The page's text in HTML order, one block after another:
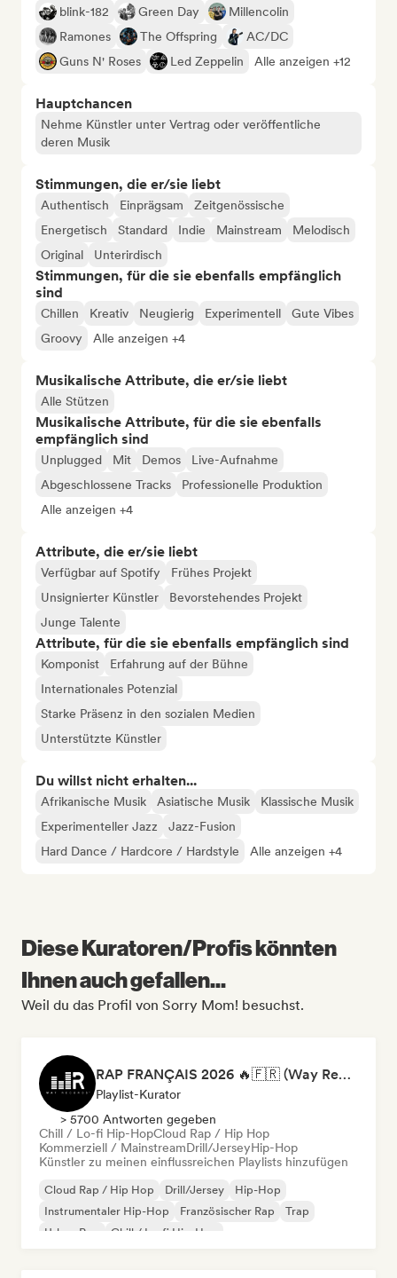
blink-182 Green Day
Millencolin
Ramones
The Offspring
AC/DC
Guns N' Roses
Led Zeppelin Alle anzeigen +12
Hauptchancen
Nehme Künstler unter Vertrag oder veröffentliche
deren Musik
Stimmungen, die er/sie liebt
Authentisch Einprägsam
Zeitgenössische
Energetisch
Standard Indie Mainstream
Melodisch
Original
Unterirdisch
Stimmungen, für die sie ebenfalls empfänglich
sind
Chillen Kreativ Neugierig Experimentell
Gute Vibes
Groovy
Alle anzeigen +4
Musikalische Attribute, die er/sie liebt
Alle Stützen
Musikalische Attribute, für die sie ebenfalls
empfänglich sind
Unplugged Mit Demos
Live-Aufnahme
Abgeschlossene Tracks
Professionelle Produktion
Alle anzeigen +4
Attribute, die er/sie liebt
Verfügbar auf Spotify
Frühes Projekt
Unsignierter Künstler
Bevorstehendes Projekt
Junge Talente
Attribute, für die sie ebenfalls empfänglich sind
Komponist
Erfahrung auf der Bühne
Internationales Potenzial
Starke Präsenz in den sozialen Medien
Unterstützte Künstler
Du willst nicht erhalten...
Afrikanische Musik Asiatische Musik
Klassische Musik
Experimenteller Jazz
Jazz-Fusion
Hard Dance / Hardcore / Hardstyle
Alle anzeigen +4
Diese Kuratoren/Profis könnten
Ihnen auch gefallen...
Weil du das Profil von Sorry Mom! besuchst.
RAP FRANÇAIS 2026 🔥🇫🇷 (Way Records)
Playlist-Kurator
> 5700 Antworten gegeben
Chill / Lo-fi Hip-HopCloud Rap / Hip Hop
Kommerziell / MainstreamDrill/JerseyHip-Hop
Künstler zu meinen einflussreichen Playlists hinzufügen
Cloud Rap / Hip Hop Drill/Jersey
Hip-Hop
Instrumentaler Hip-Hop
Französischer Rap
Trap
Urban Pop
Chill / Lo-fi Hip-Hop